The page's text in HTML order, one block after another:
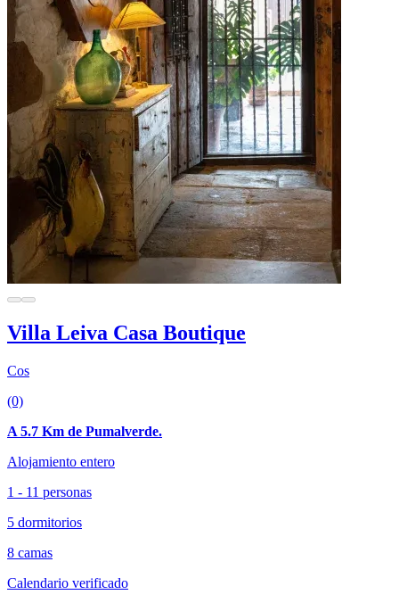
Villa Leiva Casa Boutique
Cos
(0)
A 5.7 Km de Pumalverde.
Alojamiento entero
1 - 11 personas
5 dormitorios
8 camas
Calendario verificado